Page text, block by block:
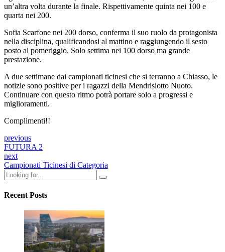
un’altra volta durante la finale. Rispettivamente quinta nei 100 e
quarta nei 200.
Sofia Scarfone nei 200 dorso, conferma il suo ruolo da protagonista
nella disciplina, qualificandosi al mattino e raggiungendo il sesto
posto al pomeriggio. Solo settima nei 100 dorso ma grande
prestazione.
A due settimane dai campionati ticinesi che si terranno a Chiasso, le
notizie sono positive per i ragazzi della Mendrisiotto Nuoto.
Continuare con questo ritmo potrà portare solo a progressi e
miglioramenti.
Complimenti!!
previous
FUTURA 2
next
Campionati Ticinesi di Categoria
Recent Posts